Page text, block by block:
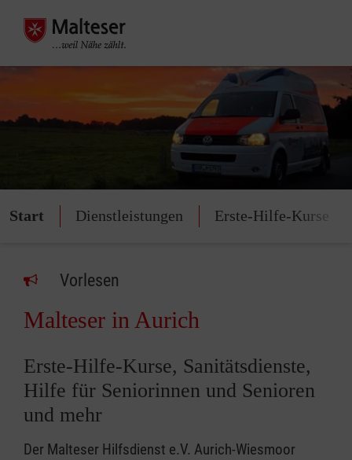
Start Dienstleistungen Erste-Hilfe-Kurse
Vorlesen
Malteser in Aurich
Erste-Hilfe-Kurse, Sanitätsdienste,
Hilfe für Seniorinnen und Senioren
und mehr
Der Malteser Hilfsdienst e.V. Aurich-Wiesmoor